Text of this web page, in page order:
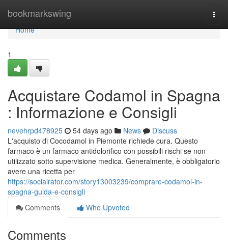
bookmarkswing
Home
Home
1
Acquistare Codamol in Spagna
: Informazione e Consigli
nevehrpd478925 54 days ago News
Discuss
L'acquisto di Cocodamol in Piemonte richiede cura. Questo
farmaco è un farmaco antidolorifico con possibili rischi se non
utilizzato sotto supervisione medica. Generalmente, è obbligatorio
avere una ricetta per
https://socialrator.com/story13003239/comprare-codamol-in-
spagna-guida-e-consigli
Comments
Who Upvoted
Comments